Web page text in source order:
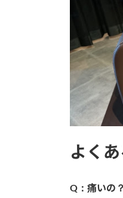
よく
Q：痛いの？